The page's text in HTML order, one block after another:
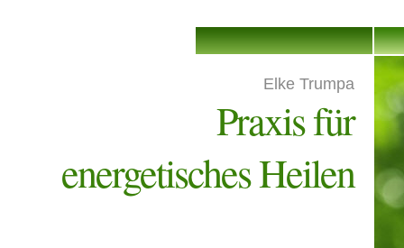
Elke Trumpa
Praxis für
energetisches Heilen